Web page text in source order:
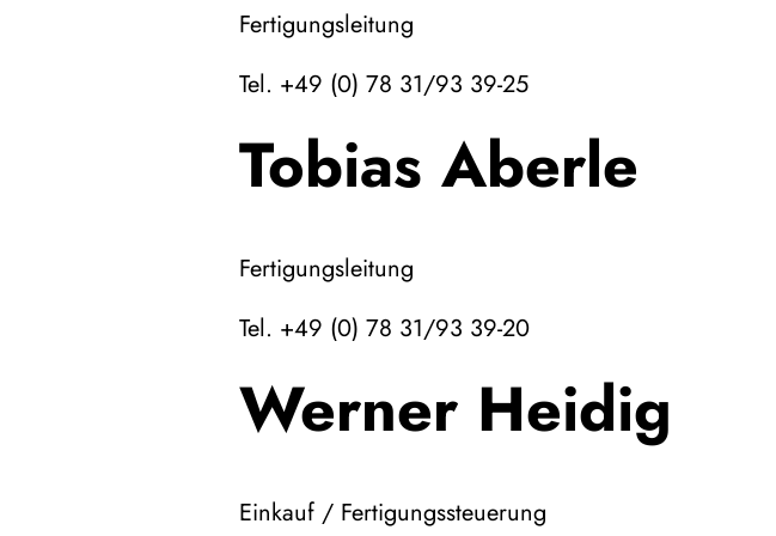
Fertigungsleitung
Tel. +49 (0) 78 31/93 39-25
Tobias Aberle
Fertigungsleitung
Tel. +49 (0) 78 31/93 39-20
Werner Heidig
Einkauf / Fertigungssteuerung